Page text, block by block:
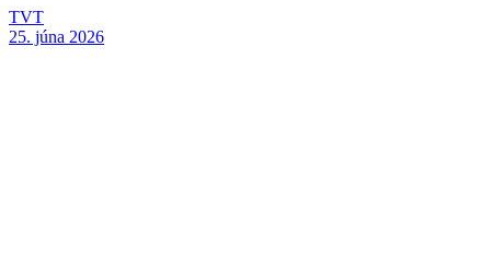
TVT
25. júna 2026